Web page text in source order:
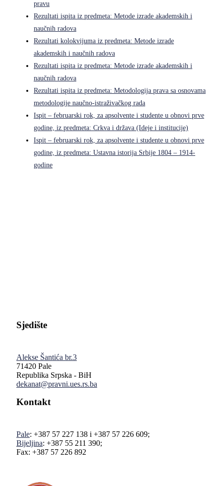
pravu
Rezultati ispita iz predmeta: Metode izrade akademskih i
naučnih radova
Rezultati kolokvijuma iz predmeta: Metode izrade
akademskih i naučnih radova
Rezultati ispita iz predmeta: Metode izrade akademskih i
naučnih radova
Rezultati ispita iz predmeta: Metodologija prava sa osnovama
metodologije naučno-istraživačkog rada
Ispit – februarski rok, za apsolvente i studente u obnovi prve
godine, iz predmeta: Crkva i država (Ideje i institucije)
Ispit – februarski rok, za apsolvente i studente u obnovi prve
godine, iz predmeta: Ustavna istorija Srbije 1804 – 1914-
godine
Sjedište
Alekse Šantića br.3
71420 Pale
Republika Srpska - BiH
dekanat@pravni.ues.rs.ba
Kontakt
Pale: +387 57 227 138 i +387 57 226 609;
Bijeljina: +387 55 211 390;
Fax: +387 57 226 892